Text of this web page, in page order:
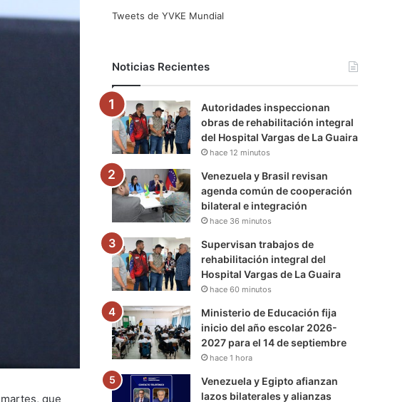
que
o
k
r
e
r
a
m
a
m
Tweets de YVKE Mundial
Noticias Recientes
Autoridades inspeccionan
obras de rehabilitación integral
del Hospital Vargas de La Guaira
hace 12 minutos
Venezuela y Brasil revisan
agenda común de cooperación
bilateral e integración
hace 36 minutos
Supervisan trabajos de
rehabilitación integral del
Hospital Vargas de La Guaira
hace 60 minutos
Ministerio de Educación fija
inicio del año escolar 2026-
2027 para el 14 de septiembre
hace 1 hora
Venezuela y Egipto afianzan
lazos bilaterales y alianzas